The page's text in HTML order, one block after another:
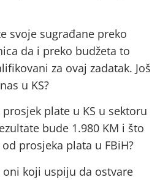
svoje sugrađane preko
da i preko budžeta to
za ovaj zadatak. Još
u KS?
plate u KS u sektoru
bude 1.980 KM i što
prosjeka plata u FBiH?
koji uspiju da ostvare